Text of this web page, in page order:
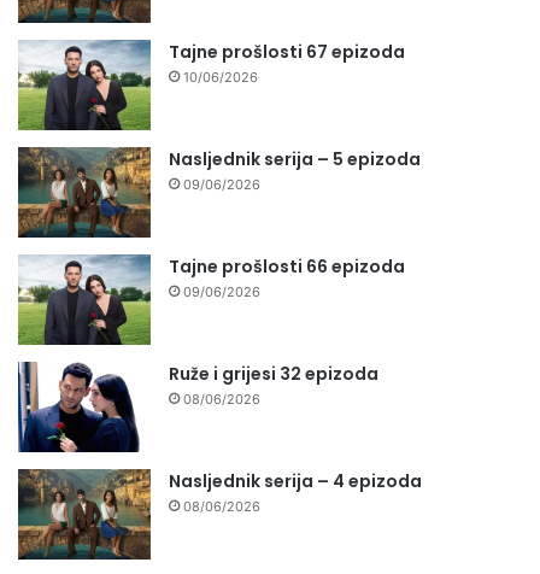
Tajne prošlosti 67 epizoda
10/06/2026
Nasljednik serija – 5 epizoda
09/06/2026
Tajne prošlosti 66 epizoda
09/06/2026
Ruže i grijesi 32 epizoda
08/06/2026
Nasljednik serija – 4 epizoda
08/06/2026